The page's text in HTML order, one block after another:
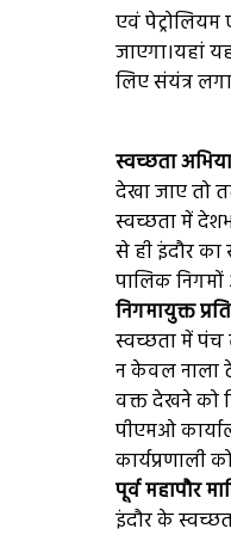
एवं पेट्रोलियम
जाएगा।यहां
लिए संयंत्र
स्वच्छता
देखा जाए तो
स्वच्छता में
से ही इंदौर
पालिक निगमों
निगमायुक्त
स्वच्छता में पंच
न केवल नाला
वक्त देखने को
पीएमओ
कार्यप्रणाली
पूर्व महापौर
इंदौर के